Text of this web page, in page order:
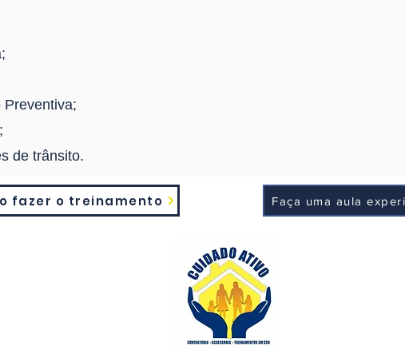
Preventiva;
de trânsito.
fazer o treinamento Faça uma aula